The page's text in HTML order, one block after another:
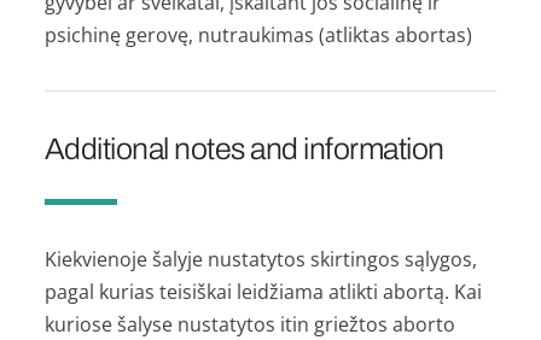
psichinę gerovę, nutraukimas (atliktas abortas)
Additional notes and information
Kiekvienoje šalyje nustatytos skirtingos sąlygos,
pagal kurias teisiškai leidžiama atlikti abortą. Kai
kuriose šalyse nustatytos itin griežtos aborto